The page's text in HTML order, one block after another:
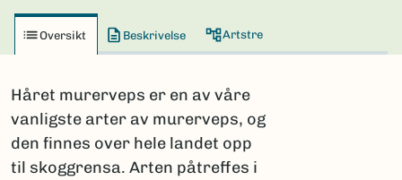
Oversikt Beskrivelse Artstre
Håret murerveps er en av våre
vanligste arter av murerveps, og
den finnes over hele landet opp
til skoggrensa. Arten påtreffes i